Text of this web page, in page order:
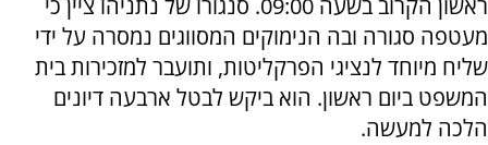
ראשון הקרוב בשעה 09:00. סנגורו של נתניהו ציין כי
מעטפה סגורה ובה הנימוקים המסווגים נמסרה על ידי
שליח מיוחד לנציגי הפרקליטות, ותועבר למזכירות בית
המשפט ביום ראשון. הוא ביקש לבטל ארבעה דיונים
הלכה למעשה.